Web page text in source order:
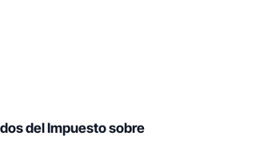
del Impuesto sobre